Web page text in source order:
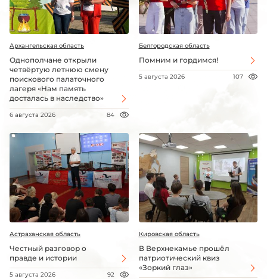
Архангельская область
Однополчане открыли
четвёртую летнюю смену
поискового палаточного
лагеря «Нам память
досталась в наследство»
6 августа 2026 84
Белгородская область
Помним и гордимся!
5 августа 2026 107
Астраханская область
Честный разговор о
правде и истории
5 августа 2026 92
Кировская область
В Верхнекамье прошёл
патриотический квиз
«Зоркий глаз»